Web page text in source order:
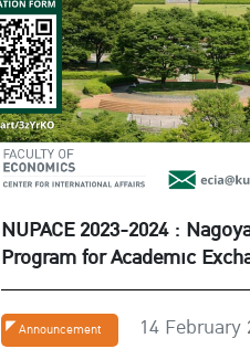
NUPACE 2023-2024 :
Program for Academic
Spring Semester 2023-2024
Announcement 14 February